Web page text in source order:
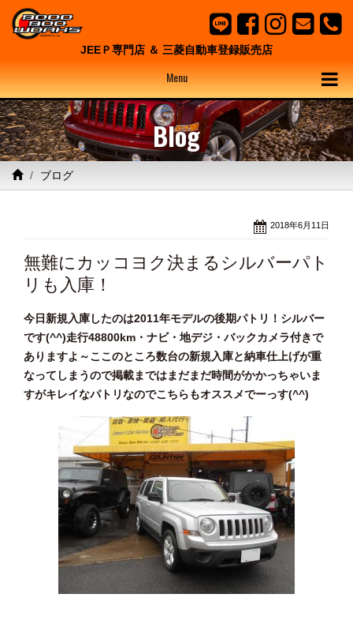
JEEＰ専門店 ＆ 三菱自動車登録販売店
Menu
Blog
ブログ
2018年6月11日
無難にカッコヨク決まるシルバーパト
リも入庫！
今日新規入庫したのは2011年モデルの後期パトリ！シルバー
です(^^)走行48800km・ナビ・地デジ・バックカメラ付きで
ありますよ～ここのところ数台の新規入庫と納車仕上げが重
なってしまうので掲載まではまだまだ時間がかかっちゃいま
すがキレイなパトリなのでこちらもオススメでーっす(^^)